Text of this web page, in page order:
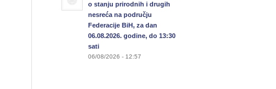
o stanju prirodnih i drugih
nesreća na području
Federacije BiH, za dan
06.08.2026. godine, do 13:30
sati
06/08/2026 - 12:57